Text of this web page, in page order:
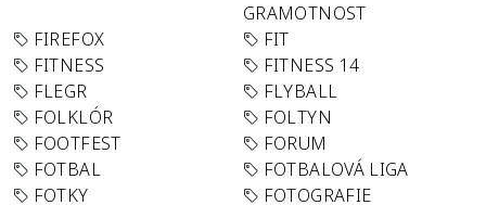
GRAMOTNOST
FIREFOX
FIT
FITNESS
FITNESS 14
FLEGR
FLYBALL
FOLKLÓR
FOLTYN
FOOTFEST
FORUM
FOTBAL
FOTBALOVÁ LIGA
FOTKY
FOTOGRAFIE